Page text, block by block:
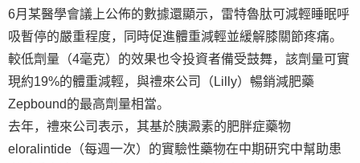
6月某醫學會議上公佈的數據還顯示，雷特魯肽可減輕睡眠呼
吸暫停的嚴重程度，同時促進體重減輕並緩解膝關節疼痛。
較低劑量（4毫克）的效果也令投資者備受鼓舞，該劑量可實
現約19%的體重減輕，與禮來公司（Lilly）暢銷減肥藥
Zepbound的最高劑量相當。
去年，禮來公司表示，其基於胰澱素的肥胖症藥物
eloralintide（每週一次）的實驗性藥物在中期研究中幫助患